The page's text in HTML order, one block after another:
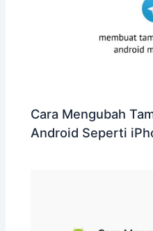
Cara Mengubah
Android Seperti